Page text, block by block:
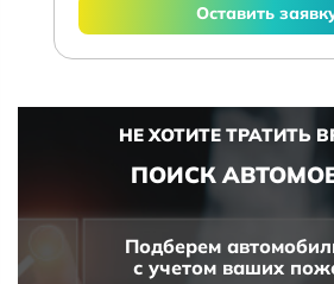
Оставить
НЕ ХОТИТЕ ТРАТИТЬ
ПОИСК
Подберем
с учетом ваших